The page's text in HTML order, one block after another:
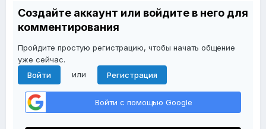
Создайте аккаунт или войдите в него для
комментирования
Пройдите простую регистрацию, чтобы начать общение
уже сейчас.
Войти
или Регистрация
Войти с помощью Google